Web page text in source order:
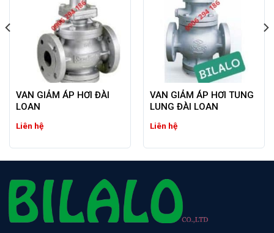
VAN GIẢM ÁP HƠI ĐÀI
LOAN
Liên hệ
VAN GIẢM ÁP HƠI TUNG
LUNG ĐÀI LOAN
Liên hệ